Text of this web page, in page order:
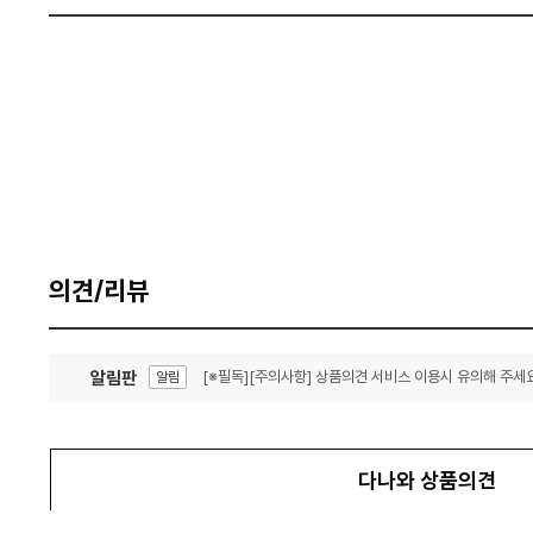
의견/리뷰
알림판 알림 [※필독][주의사항] 상품의견 서비스 이용시 유의해 주세
다나와 상품의견